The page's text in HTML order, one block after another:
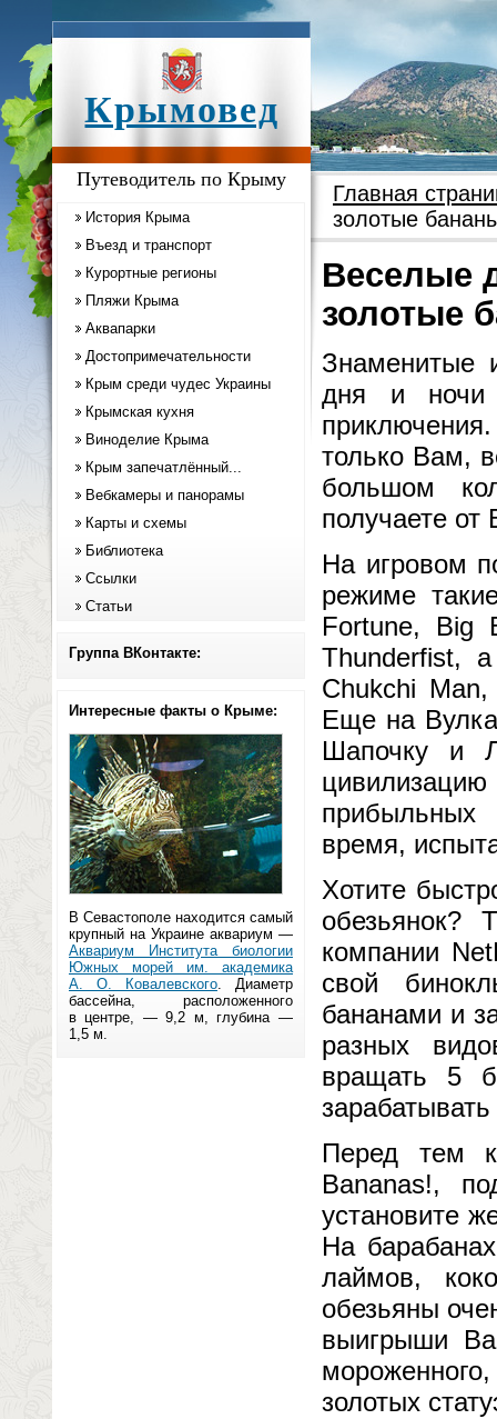
Крымовед
Путеводитель по Крыму
История Крыма
Въезд и транспорт
Курортные регионы
Пляжи Крыма
Аквапарки
Достопримечательности
Крым среди чудес Украины
Крымская кухня
Виноделие Крыма
Крым запечатлённый...
Вебкамеры и панорамы
Карты и схемы
Библиотека
Ссылки
Статьи
Группа ВКонтакте:
Интересные факты о Крыме:
В Севастополе находится самый
крупный на Украине аквариум —
Аквариум Института биологии
Южных морей им. академика
А. О. Ковалевского. Диаметр
бассейна, расположенного
в центре, — 9,2 м, глубина —
1,5 м.
Главная
золотые
Веселые
золотые
Знаменитые
дня и ночи
только Вам,
большом
получаете от
На игровом
режиме
Fortune, Big
Thunderfist,
Chukchi
Еще на
Шапочку и
прибыльных
время,
Хотите
обезьянок?
компании
свой
бананами и
разных
вращать 5
Перед тем
Bananas!,
установите
На
лаймов,
обезьяны
выигрыши
золотых